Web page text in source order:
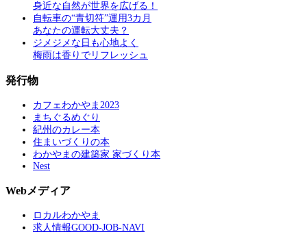
身近な自然が世界を広げる！
自転車の“青切符”運用3カ月
あなたの運転大丈夫？
ジメジメな日も心地よく
梅雨は香りでリフレッシュ
発行物
カフェわかやま2023
まちぐるめぐり
紀州のカレー本
住まいづくりの本
わかやまの建築家 家づくり本
Nest
Webメディア
ロカルわかやま
求人情報GOOD-JOB-NAVI